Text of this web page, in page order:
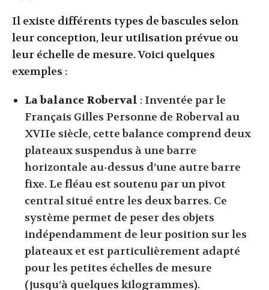
Il existe différents types de bascules selon
leur conception, leur utilisation prévue ou
leur échelle de mesure. Voici quelques
exemples :
La balance Roberval : Inventée par le
Français Gilles Personne de Roberval au
XVIIe siècle, cette balance comprend deux
plateaux suspendus à une barre
horizontale au-dessus d’une autre barre
fixe. Le fléau est soutenu par un pivot
central situé entre les deux barres. Ce
système permet de peser des objets
indépendamment de leur position sur les
plateaux et est particulièrement adapté
pour les petites échelles de mesure
(jusqu’à quelques kilogrammes).